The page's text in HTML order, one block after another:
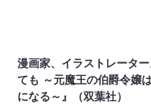
漫画家、イラストレータ
ても ～元魔王の伯爵令嬢
になる～』（双葉社）